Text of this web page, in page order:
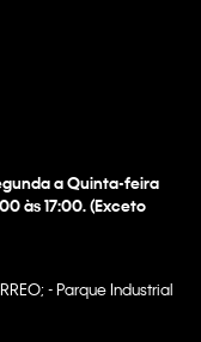
a Quinta-feira
às 17:00. (Exceto
- Parque Industrial